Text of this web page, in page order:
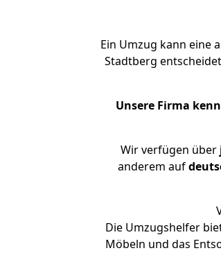
Ein Umzug kann eine
Stadtberg
Unsere Firma
Wir verfügen über
anderem auf
Die Umzugshelfer
Möbeln und das